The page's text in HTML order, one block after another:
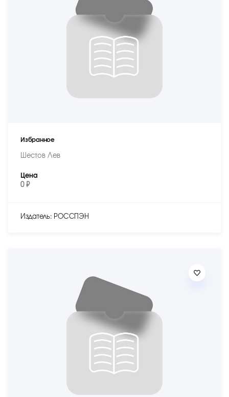
Избранное
Шестов Лев
Цена
0 ₽
Издатель: РОССПЭН